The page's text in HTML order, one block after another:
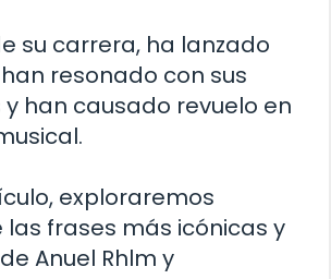
su carrera, ha lanzado
resonado con sus
han causado revuelo en
exploraremos
frases más icónicas y
Anuel Rhlm y